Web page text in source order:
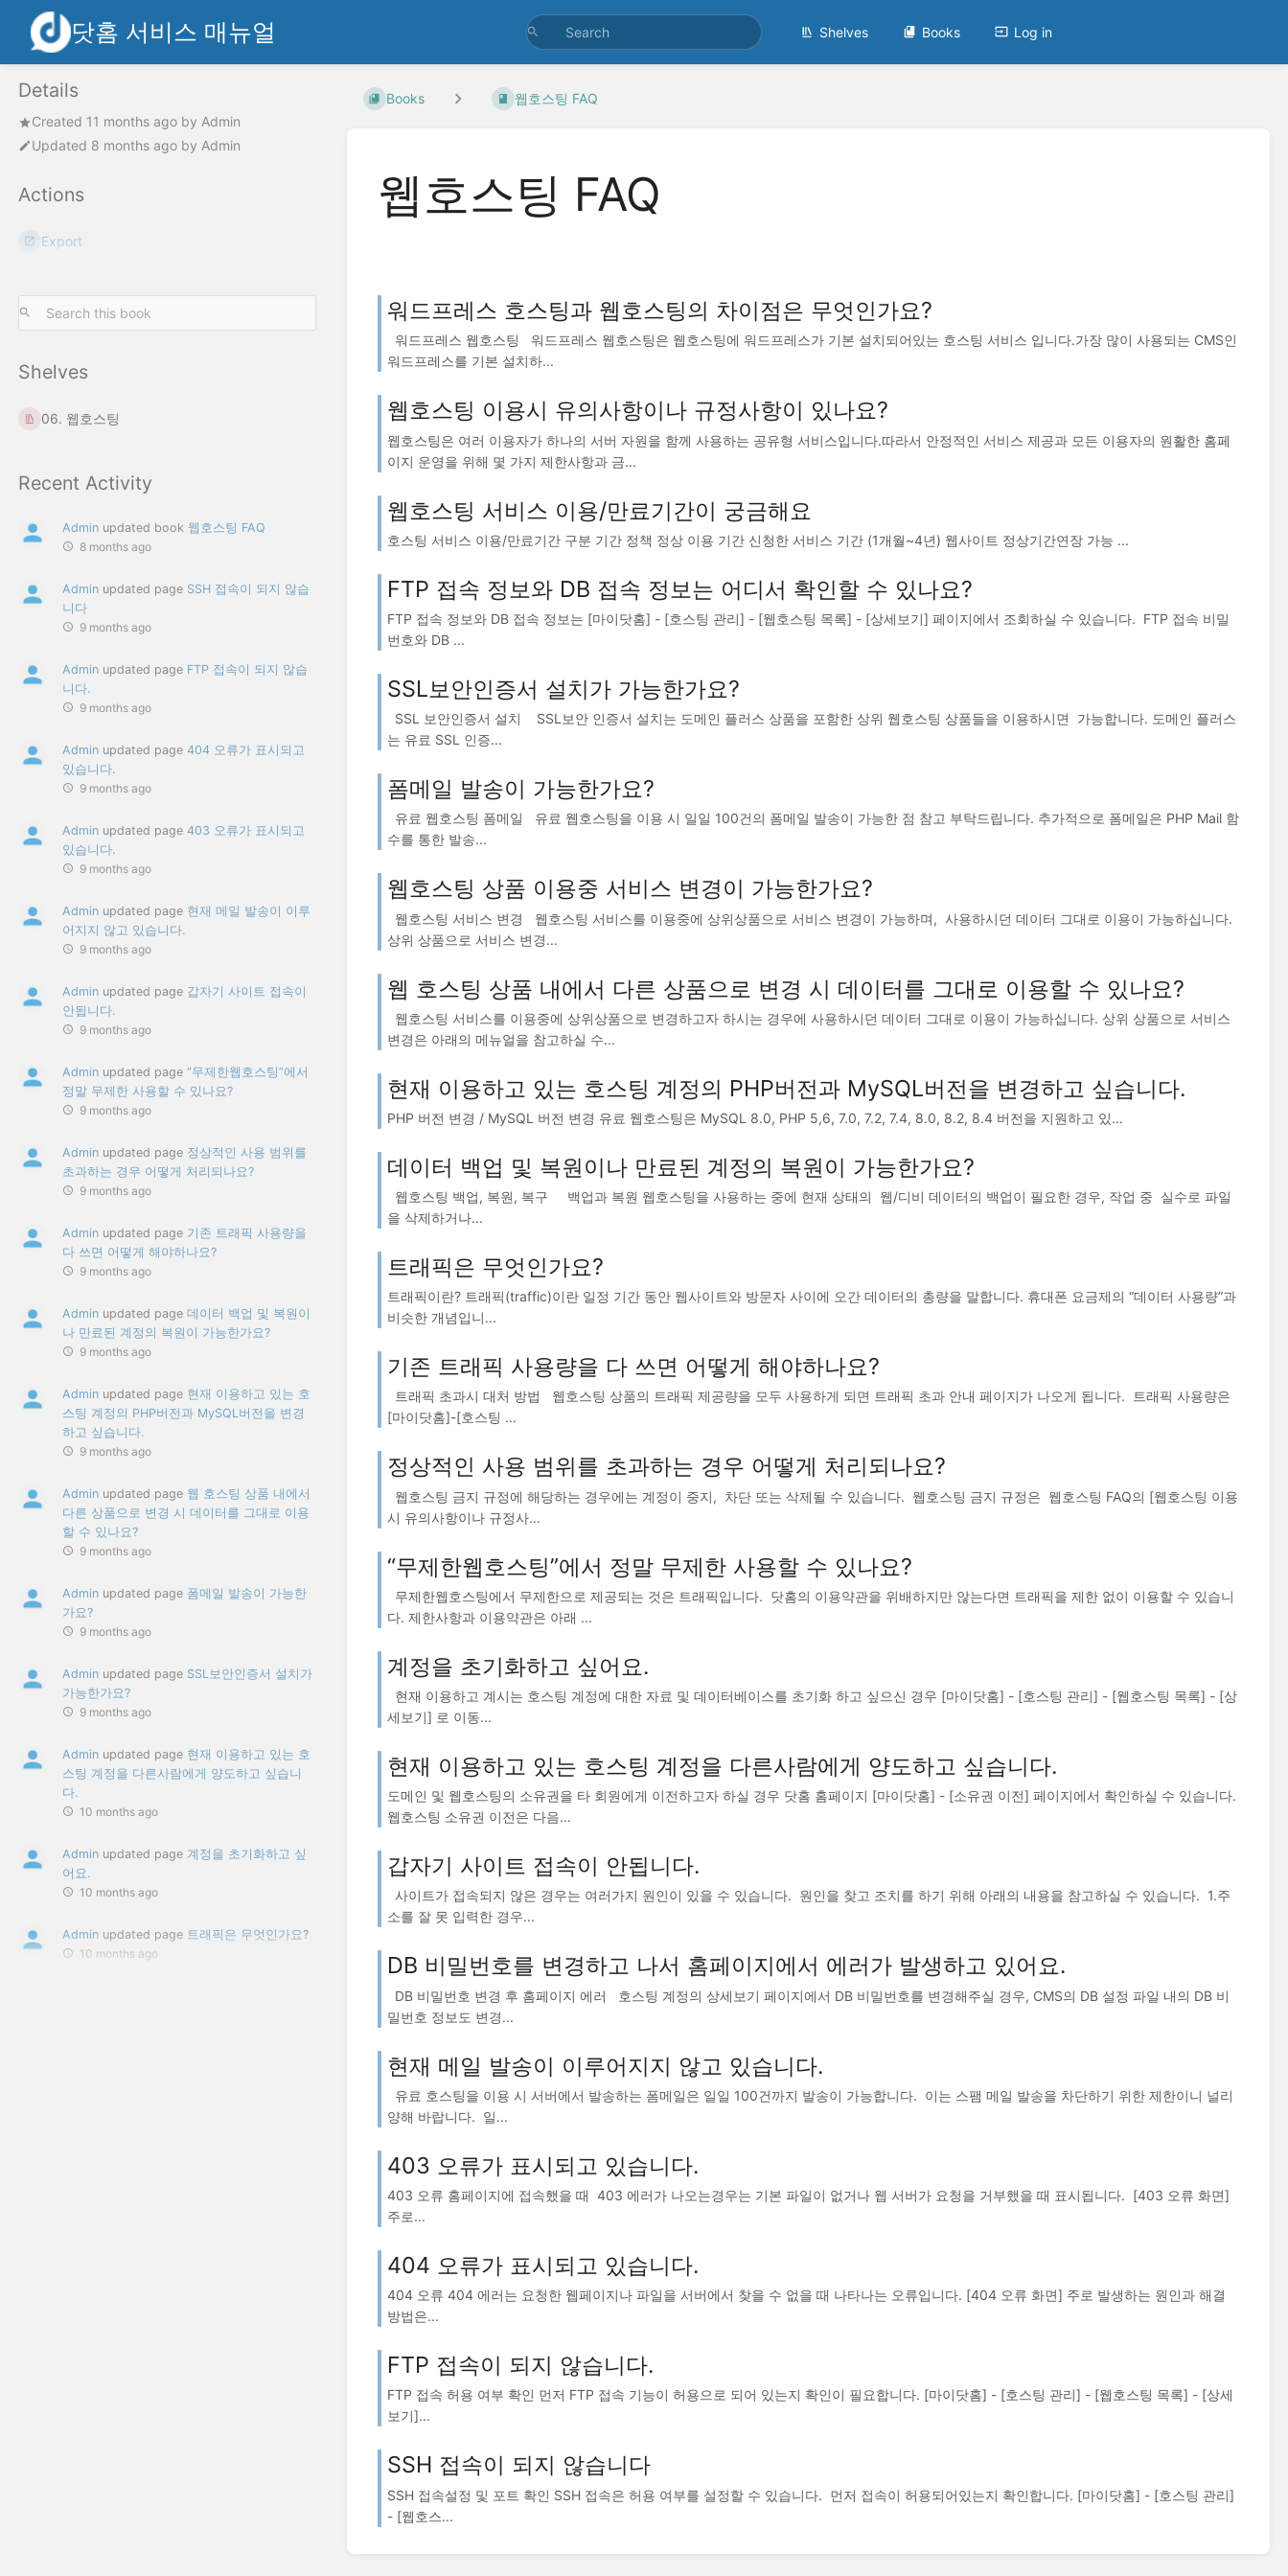
닷홈 서비스 매뉴얼 Shelves Books Log in
Details
Created 11 months ago by Admin
Updated 8 months ago by Admin
Actions
Export
Shelves
06. 웹호스팅
Recent Activity
Admin updated book 웹호스팅 FAQ
8 months ago
Admin updated page SSH 접속이 되지 않습
니다
9 months ago
Admin updated page FTP 접속이 되지 않습
니다.
9 months ago
Admin updated page 404 오류가 표시되고
있습니다.
9 months ago
Admin updated page 403 오류가 표시되고
있습니다.
9 months ago
Admin updated page 현재 메일 발송이 이루
어지지 않고 있습니다.
9 months ago
Admin updated page 갑자기 사이트 접속이
안됩니다.
9 months ago
Admin updated page “무제한웹호스팅”에서
정말 무제한 사용할 수 있나요?
9 months ago
Admin updated page 정상적인 사용 범위를
초과하는 경우 어떻게 처리되나요?
9 months ago
Admin updated page 기존 트래픽 사용량을
다 쓰면 어떻게 해야하나요?
9 months ago
Admin updated page 데이터 백업 및 복원이
나 만료된 계정의 복원이 가능한가요?
9 months ago
Admin updated page 현재 이용하고 있는 호
스팅 계정의 PHP버전과 MySQL버전을 변경
하고 싶습니다.
9 months ago
Admin updated page 웹 호스팅 상품 내에서
다른 상품으로 변경 시 데이터를 그대로 이용
할 수 있나요?
9 months ago
Admin updated page 폼메일 발송이 가능한
가요?
9 months ago
Admin updated page SSL보안인증서 설치가
가능한가요?
9 months ago
Admin updated page 현재 이용하고 있는 호
스팅 계정을 다른사람에게 양도하고 싶습니
다.
10 months ago
Admin updated page 계정을 초기화하고 싶
어요.
10 months ago
Admin updated page 트래픽은 무엇인가요?
10 months ago
Books 웹호스팅 FAQ
웹호스팅 FAQ
워드프레스 호스팅과 웹호스팅의 차이점은 무엇인가요?
워드프레스 웹호스팅 워드프레스 웹호스팅은 웹호스팅에 워드프레스가 기본 설치되어있는 호스팅 서비스 입니다.​ 가장 많이 사용되는 CMS인
워드프레스를 기본 설치하...
웹호스팅 이용시 유의사항이나 규정사항이 있나요?
웹호스팅은 여러 이용자가 하나의 서버 자원을 함께 사용하는 공유형 서비스입니다.따라서 안정적인 서비스 제공과 모든 이용자의 원활한 홈페
이지 운영을 위해 몇 가지 제한사항과 금...
웹호스팅 서비스 이용/만료기간이 궁금해요
호스팅 서비스 이용/만료기간 구분 기간 정책 정상 이용 기간 신청한 서비스 기간 (1개월~4년) 웹사이트 정상기간연장 가능 ...
FTP 접속 정보와 DB 접속 정보는 어디서 확인할 수 있나요?
FTP 접속 정보와 DB 접속 정보는 [마이닷홈] - [호스팅 관리] - [웹호스팅 목록] - [상세보기] 페이지에서 조회하실 수 있습니다. FTP 접속 비밀
번호와 DB ...
SSL보안인증서 설치가 가능한가요?
SSL 보안인증서 설치 SSL보안 인증서 설치는 도메인 플러스 상품을 포함한 상위 웹호스팅 상품들을 이용하시면 가능합니다. 도메인 플러스
는 유료 SSL 인증...
폼메일 발송이 가능한가요?
유료 웹호스팅 폼메일 유료 웹호스팅을 이용 시 일일 100건의 폼메일 발송이 가능한 점 참고 부탁드립니다. 추가적으로 폼메일은 PHP Mail 함
수를 통한 발송...
웹호스팅 상품 이용중 서비스 변경이 가능한가요?
웹호스팅 서비스 변경 웹호스팅 서비스를 이용중에 상위상품으로 서비스 변경이 가능하며, 사용하시던 데이터 그대로 이용이 가능하십니다.
상위 상품으로 서비스 변경...
웹 호스팅 상품 내에서 다른 상품으로 변경 시 데이터를 그대로 이용할 수 있나요?
웹호스팅 서비스를 이용중에 상위상품으로 변경하고자 하시는 경우에 사용하시던 데이터 그대로 이용이 가능하십니다. 상위 상품으로 서비스
변경은 아래의 메뉴얼을 참고하실 수...
현재 이용하고 있는 호스팅 계정의 PHP버전과 MySQL버전을 변경하고 싶습니다.
PHP 버전 변경 / MySQL 버전 변경 유료 웹호스팅은 MySQL 8.0, PHP 5,6, 7.0, 7.2, 7.4, 8.0, 8.2, 8.4 버전을 지원하고 있...
데이터 백업 및 복원이나 만료된 계정의 복원이 가능한가요?
웹호스팅 백업, 복원, 복구 백업과 복원 웹호스팅을 사용하는 중에 현재 상태의 웹/디비 데이터의 백업이 필요한 경우, 작업 중 실수로 파일
을 삭제하거나...
트래픽은 무엇인가요?
트래픽이란? 트래픽(traffic)이란 일정 기간 동안 웹사이트와 방문자 사이에 오간 데이터의 총량을 말합니다. 휴대폰 요금제의 “데이터 사용량”과
비슷한 개념입니...
기존 트래픽 사용량을 다 쓰면 어떻게 해야하나요?
트래픽 초과시 대처 방법 웹호스팅 상품의 트래픽 제공량을 모두 사용하게 되면 트래픽 초과 안내 페이지가 나오게 됩니다. 트래픽 사용량은
[마이닷홈]-[호스팅 ...
정상적인 사용 범위를 초과하는 경우 어떻게 처리되나요?
웹호스팅 금지 규정에 해당하는 경우에는 계정이 중지, 차단 또는 삭제될 수 있습니다. 웹호스팅 금지 규정은 웹호스팅 FAQ의 [웹호스팅 이용
시 유의사항이나 규정사...
“무제한웹호스팅”에서 정말 무제한 사용할 수 있나요?
무제한웹호스팅에서 무제한으로 제공되는 것은 트래픽입니다. 닷홈의 이용약관을 위배하지만 않는다면 트래픽을 제한 없이 이용할 수 있습니
다. 제한사항과 이용약관은 아래 ...
계정을 초기화하고 싶어요.
현재 이용하고 계시는 호스팅 계정에 대한 자료 및 데이터베이스를 초기화 하고 싶으신 경우 [마이닷홈] - [호스팅 관리] - [웹호스팅 목록] - [상
세보기] 로 이동...
현재 이용하고 있는 호스팅 계정을 다른사람에게 양도하고 싶습니다.
도메인 및 웹호스팅의 소유권을 타 회원에게 이전하고자 하실 경우 닷홈 홈페이지 [마이닷홈] - [소유권 이전] 페이지에서 확인하실 수 있습니다.
웹호스팅 소유권 이전은 다음...
갑자기 사이트 접속이 안됩니다.
사이트가 접속되지 않은 경우는 여러가지 원인이 있을 수 있습니다. 원인을 찾고 조치를 하기 위해 아래의 내용을 참고하실 수 있습니다. 1.주
소를 잘 못 입력한 경우...
DB 비밀번호를 변경하고 나서 홈페이지에서 에러가 발생하고 있어요.
DB 비밀번호 변경 후 홈페이지 에러 호스팅 계정의 상세보기 페이지에서 DB 비밀번호를 변경해주실 경우, CMS의 DB 설정 파일 내의 DB 비
밀번호 정보도 변경...
현재 메일 발송이 이루어지지 않고 있습니다.
유료 호스팅을 이용 시 서버에서 발송하는 폼메일은 일일 100건까지 발송이 가능합니다. 이는 스팸 메일 발송을 차단하기 위한 제한이니 널리
양해 바랍니다. 일...
403 오류가 표시되고 있습니다.
403 오류 홈페이지에 접속했을 때 403 에러가 나오는경우는 기본 파일이 없거나 웹 서버가 요청을 거부했을 때 표시됩니다. [403 오류 화면]
주로...
404 오류가 표시되고 있습니다.
404 오류 404 에러는 요청한 웹페이지나 파일을 서버에서 찾을 수 없을 때 나타나는 오류입니다. [404 오류 화면] 주로 발생하는 원인과 해결
방법은...
FTP 접속이 되지 않습니다.
FTP 접속 허용 여부 확인 먼저 FTP 접속 기능이 허용으로 되어 있는지 확인이 필요합니다. [마이닷홈] - [호스팅 관리] - [웹호스팅 목록] - [상세
보기]...
SSH 접속이 되지 않습니다
SSH 접속설정 및 포트 확인 SSH 접속은 허용 여부를 설정할 수 있습니다. 먼저 접속이 허용되어있는지 확인합니다. [마이닷홈] - [호스팅 관리]
- [웹호스...